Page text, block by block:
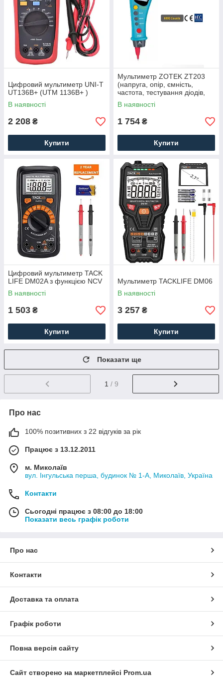
Цифровий мультиметр UNI-T
UT136B+ (UTM 1136B+ )
В наявності
2 208 ₴
Купити
Мультиметр ZOTEK ZT203
(напруга, опір, ємність,
частота, тестування діодів,
продзвонювання, NCV)
В наявності
1 754 ₴
Купити
Цифровий мультиметр TACK
LIFE DM02A з функцією NCV
В наявності
1 503 ₴
Купити
Мультиметр TACKLIFE DM06
В наявності
3 257 ₴
Купити
Показати ще
1 / 9
Про нас
100% позитивних з 22 відгуків за рік
Працює з 13.12.2011
м. Миколаїв
вул. Інгульська перша, будинок № 1-А, Миколаїв, Україна
Контакти
Сьогодні працює з 08:00 до 18:00
Показати весь графік роботи
Про нас
Контакти
Доставка та оплата
Графік роботи
Повна версія сайту
Сайт створено на маркетплейсі Prom.ua